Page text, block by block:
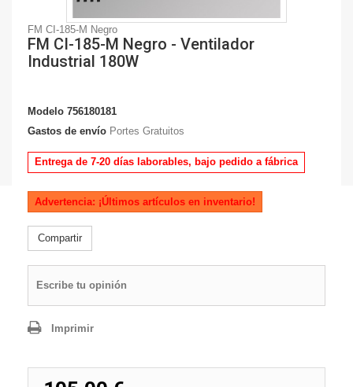
FM CI-185-M Negro
FM CI-185-M Negro - Ventilador
Industrial 180W
Modelo 756180181
Gastos de envío Portes Gratuitos
Entrega de 7-20 días laborables, bajo pedido a fábrica
Advertencia: ¡Últimos artículos en inventario!
Compartir
Escribe tu opinión
Imprimir